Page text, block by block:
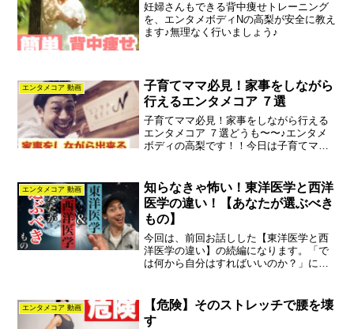
妊婦さんもできる背中痩せトレーニング
を、エンタメボディNの高梨が安全に教え
ます♪無理なく行いましょう♪
エンタメコア 動画
子育てママ必見！家事をしながら
行えるエンタメコア ７選
子育てママ必見！家事をしながら行える
エンタメコア ７選どうも〜〜♪エンタメ
ボディの高梨です！！今日は子育てママ
まならず、寝れるときに寝る。起きてる
時は家事に追われ、やっ...
エンタメコア 動画
知らなきゃ怖い！東洋医学と西洋
医学の違い！【あなたが選ぶべき
もの】
今回は、前回お話しした【東洋医学と西
洋医学の違い】の続編になります。「で
は何から自分はすればいいのか？」につ
なのか２分もあればわかると思いますの
で是非ご覧ください。
エンタメコア 動画
【危険】そのストレッチで腰を壊
す